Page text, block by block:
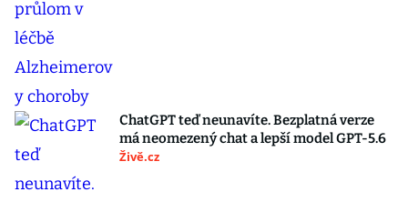
ChatGPT teď neunavíte. Bezplatná verze
má neomezený chat a lepší model GPT-5.6
Živě.cz